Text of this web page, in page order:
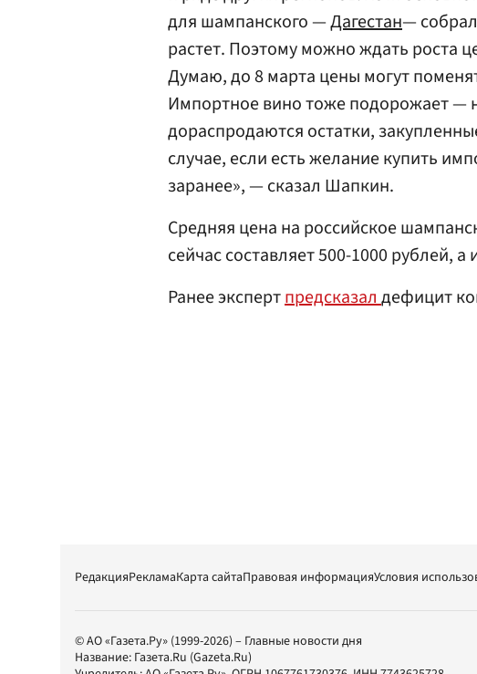
для шампанского —Дагестан—
растет. Поэтому можно ждать роста
Думаю, до 8 марта цены могут
Импортное вино тоже подорожает —
дораспродаются остатки,
случае, если есть желание купить
заранее», — сказал Шапкин.
Средняя цена на российское
сейчас составляет 500-1000 рублей,
Ранее экспертпредсказалдефицит
РедакцияРекламаКарта сайтаПравовая информацияУсловия
© АО «Газета.Ру» (1999-2026) – Главные новости дня
Название: Газета.Ru (Gazeta.Ru)